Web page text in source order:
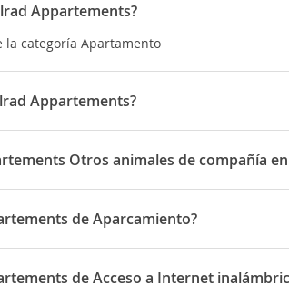
Appartements?
categoría Apartamento
Appartements?
en 5 Ramsau
Otros animales de compañía
Otros animales de compañía en las
de Aparcamiento?
de Aparcamiento
de Acceso a Internet